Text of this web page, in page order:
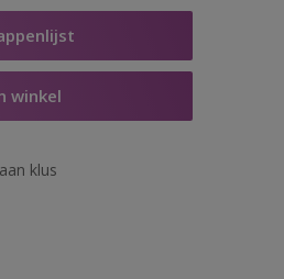
winkel
klus